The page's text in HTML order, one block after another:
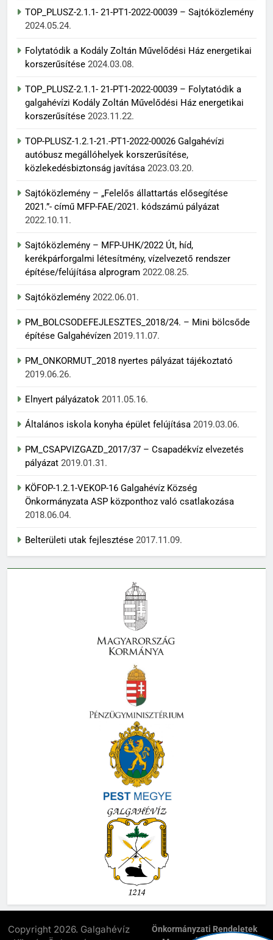
TOP_PLUSZ-2.1.1- 21-PT1-2022-00039 – Sajtóközlemény
2024.05.24.
Folytatódik a Kodály Zoltán Művelődési Ház energetikai
korszerűsítése 2024.03.08.
TOP_PLUSZ-2.1.1- 21-PT1-2022-00039 – Folytatódik a
galgahévízi Kodály Zoltán Művelődési Ház energetikai
korszerűsítése 2023.11.22.
TOP-PLUSZ-1.2.1-21.-PT1-2022-00026 Galgahévízi
autóbusz megállóhelyek korszerűsítése,
közlekedésbiztonság javítása 2023.03.20.
Sajtóközlemény – „Felelős állattartás elősegítése
2021.”- című MFP-FAE/2021. kódszámú pályázat
2022.10.11.
Sajtóközlemény – MFP-UHK/2022 Út, híd,
kerékpárforgalmi létesítmény, vízelvezető rendszer
építése/felújítása alprogram 2022.08.25.
Sajtóközlemény 2022.06.01.
PM_BOLCSODEFEJLESZTES_2018/24. – Mini bölcsőde
építése Galgahévízen 2019.11.07.
PM_ONKORMUT_2018 nyertes pályázat tájékoztató
2019.06.26.
Elnyert pályázatok 2011.05.16.
Általános iskola konyha épület felújítása 2019.03.06.
PM_CSAPVIZGAZD_2017/37 – Csapadékvíz elvezetés
pályázat 2019.01.31.
KÖFOP-1.2.1-VEKOP-16 Galgahévíz Község
Önkormányzata ASP központhoz való csatlakozása
2018.06.04.
Belterületi utak fejlesztése 2017.11.09.
Copyright 2026. Galgahévíz
Önkormányzati Rendeletek